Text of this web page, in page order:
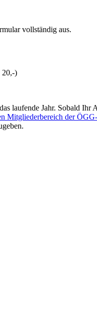
vollständig aus.
20,-)
laufende Jahr. Sobald
Mitgliederbereich der